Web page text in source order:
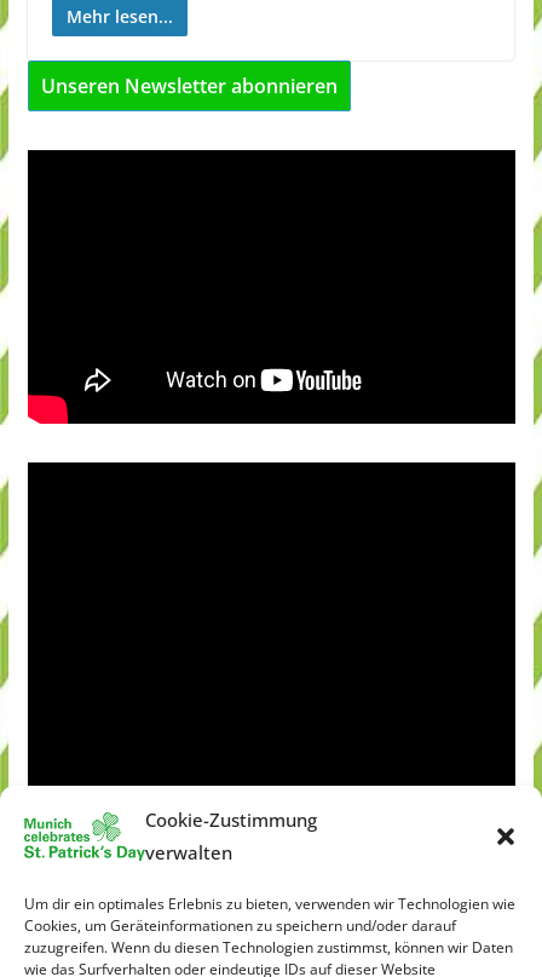
Cookie-Zustimmung
verwalten
Um dir ein optimales Erlebnis zu bieten, verwenden wir Technologien wie
Cookies, um Geräteinformationen zu speichern und/oder darauf
zuzugreifen. Wenn du diesen Technologien zustimmst, können wir Daten
wie das Surfverhalten oder eindeutige IDs auf dieser Website
Mehr lesen...
Unseren Newsletter abonnieren